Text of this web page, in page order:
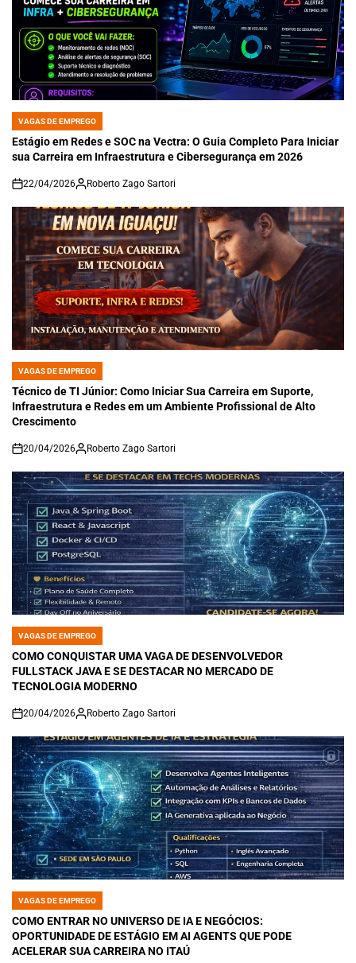
POSTED
IN
VAGAS DE EMPREGO
Estágio em Redes e SOC na Vectra: O Guia Completo Para Iniciar
sua Carreira em Infraestrutura e Cibersegurança em 2026
on
22/04/2026 Roberto Zago Sartori
POSTED
IN
VAGAS DE EMPREGO
Técnico de TI Júnior: Como Iniciar Sua Carreira em Suporte,
Infraestrutura e Redes em um Ambiente Profissional de Alto
Crescimento
on
20/04/2026 Roberto Zago Sartori
POSTED
IN
VAGAS DE EMPREGO
COMO CONQUISTAR UMA VAGA DE DESENVOLVEDOR
FULLSTACK JAVA E SE DESTACAR NO MERCADO DE
TECNOLOGIA MODERNO
on
20/04/2026 Roberto Zago Sartori
POSTED
IN
VAGAS DE EMPREGO
COMO ENTRAR NO UNIVERSO DE IA E NEGÓCIOS:
OPORTUNIDADE DE ESTÁGIO EM AI AGENTS QUE PODE
ACELERAR SUA CARREIRA NO ITAÚ